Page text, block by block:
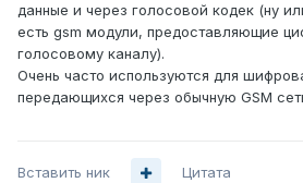
данные и через голосовой кодек (ну
есть gsm модули, предоставляющие
голосовому каналу).
Очень часто используются для
передающихся через обычную GSM
Вставить ник Цитата